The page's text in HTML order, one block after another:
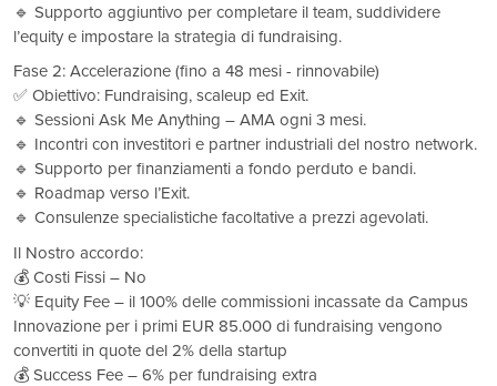
🔹 Supporto aggiuntivo per completare il team, suddividere
l’equity e impostare la strategia di fundraising.
Fase 2: Accelerazione (fino a 48 mesi - rinnovabile)
✅ Obiettivo: Fundraising, scaleup ed Exit.
🔹 Sessioni Ask Me Anything – AMA ogni 3 mesi.
🔹 Incontri con investitori e partner industriali del nostro network.
🔹 Supporto per finanziamenti a fondo perduto e bandi.
🔹 Roadmap verso l’Exit.
🔹 Consulenze specialistiche facoltative a prezzi agevolati.
Il Nostro accordo:
💰 Costi Fissi – No
💡 Equity Fee – il 100% delle commissioni incassate da Campus
Innovazione per i primi EUR 85.000 di fundraising vengono
convertiti in quote del 2% della startup
💰 Success Fee – 6% per fundraising extra